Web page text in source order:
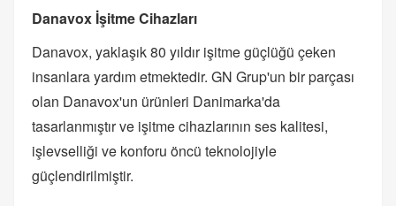
Danavox İşitme Cihazları
Danavox, yaklaşık 80 yıldır işitme güçlüğü çeken
insanlara yardım etmektedir. GN Grup'un bir parçası
olan Danavox'un ürünleri Danimarka'da
tasarlanmıştır ve işitme cihazlarının ses kalitesi,
işlevselliği ve konforu öncü teknolojiyle
güçlendirilmiştir.